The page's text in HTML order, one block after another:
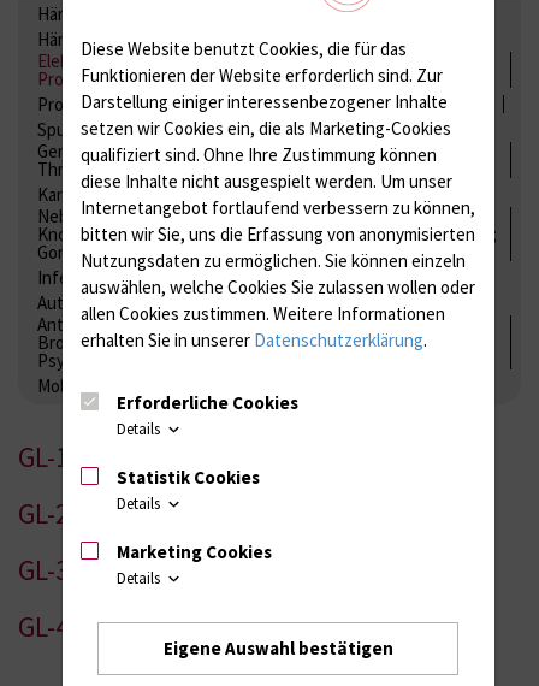
Hämatologie / Anämie
Hämoglobinelektrophorese
Liquordiagnostik
Elektrolyte, Enzyme, Substrate, Metabolite, Blutalkohol,
Proteine
Proteine
Lipide / Lipoproteine Niere / Harnwege
Spurenelemente
Säuren-Basen-Status
Gerinnung / Gerinnungsaktivierung / Gerinnungsfaktoren /
Thrombozytenfunktion / Antikoagulation
Kardiale Marker
Tumormarker
Interleukine
Nebenniere / Niere; Nebenschilddrüse ( Ca-Stoffwechsel /
Knochen; Hypophyse / Wachstum; Gestroinaltrakt / Vitamine;
Gonaden / Zyklus / Sterilität
Infektionsserologie
Allergiediagnostik
Immunologie
Autoimmundiagnostik
Antibiotika, Zystostatika, Immunsuppressiva, Amaleptika,
Bronchospasmolytika, Antiepileptika, Kardiaka,
Psychpharmaka
Molekulare Diagnostik
GL-1
GL-2
GL-3
GL-4
Diese Website benutzt Cookies, die für das
Funktionieren der Website erforderlich sind. Zur
Darstellung einiger interessenbezogener Inhalte
setzen wir Cookies ein, die als Marketing-Cookies
qualifiziert sind. Ohne Ihre Zustimmung können
diese Inhalte nicht ausgespielt werden. Um unser
Internetangebot fortlaufend verbessern zu können,
bitten wir Sie, uns die Erfassung von anonymisierten
Nutzungsdaten zu ermöglichen. Sie können einzeln
auswählen, welche Cookies Sie zulassen wollen oder
allen Cookies zustimmen. Weitere Informationen
erhalten Sie in unserer Datenschutzerklärung.
Erforderliche Cookies
Details
Statistik Cookies
Details
Marketing Cookies
Details
Eigene Auswahl bestätigen